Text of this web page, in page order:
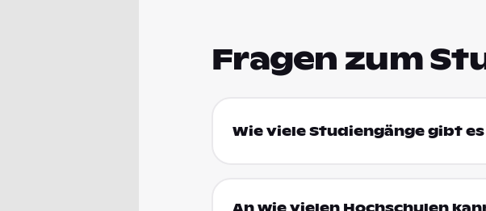
Fragen zum
Wie viele Studiengänge gibt